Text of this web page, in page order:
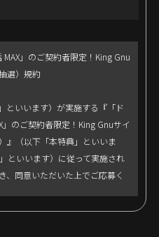
MAX」のご契約者限定！King Gnu
選）規約
といいます）が実施する『「ド
」のご契約者限定！King Gnuサイ
』（以下「本特典」といいま
といいます）に従って実施され
、同意いただいた上でご応募く